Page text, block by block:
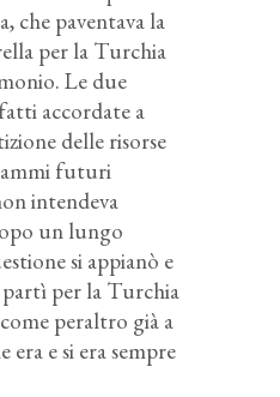
che paventava la
per la Turchia
Le due
accordate a
delle risorse
futuri
intendeva
un lungo
si appianò e
partì per la Turchia
peraltro già a
era e si era sempre